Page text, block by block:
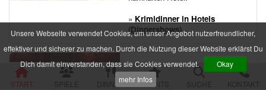
Unsere Webseite verwendet Cookies, um unser Angebot nutzerfreundlicher,
effektiver und sicherer zu machen. Durch die Nutzung dieser Website erklärst Du
Dich damit einverstanden, dass sie Cookies verwendet.
Okay
mehr Infos
START SPIELE DINNER EVENTS SUCHE KONTAKT
Hau den Michl
Das letzte Festmahl des Pharaos
Krimispiele für Jugendliche
Das Gift der Rivalen
» Krimidinner in Hotels
(Dinnershows)
EVENTS / TATORT